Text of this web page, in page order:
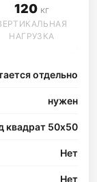
120 кг
НАГРУЗКА
отдельно
нужен
квадрат 50х50
Нет
Нет